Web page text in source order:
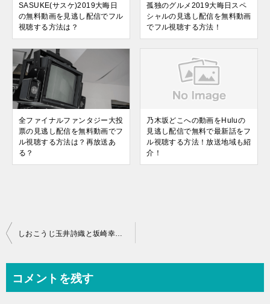
SASUKE(サスケ)2019大晦日
の無料動画を見逃し配信でフル
視聴する方法は？
孤独のグルメ2019大晦日スペ
シャルの見逃し配信を無料動画
でフル視聴する方法！
全ファイナルファンタジー大投
票の見逃し配信を無料動画でフ
ル視聴する方法は？再放送あ
る？
乃木坂どこへの動画をHuluの
見逃し配信で無料で最新話をフ
ル視聴する方法！放送地域も紹
介！
投
ビ
しおこうじ玉井詩織と坂崎幸之助のフォーク村の見逃し配信動画を無料でフル視聴する方法は？
コメントを残す